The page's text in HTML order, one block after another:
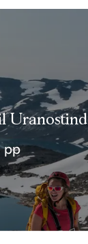
Uranostind
pp